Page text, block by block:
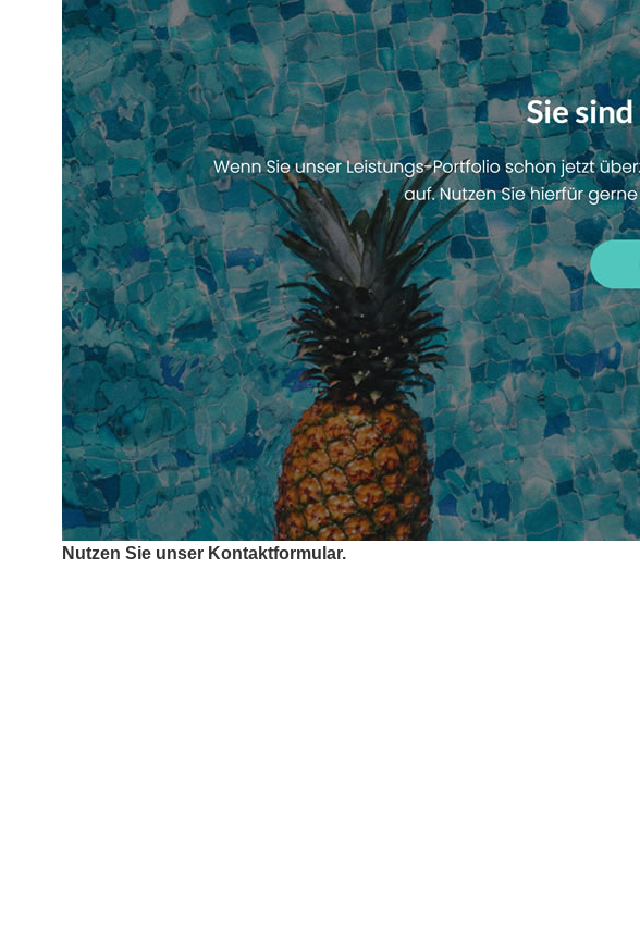
Nutzen Sie unser Kontaktformular.